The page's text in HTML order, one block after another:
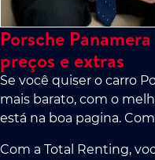
Porsche
preços e extras
Se você quiser o carro
mais barato, com o
está na boa pagina.
Com a Total Renting,